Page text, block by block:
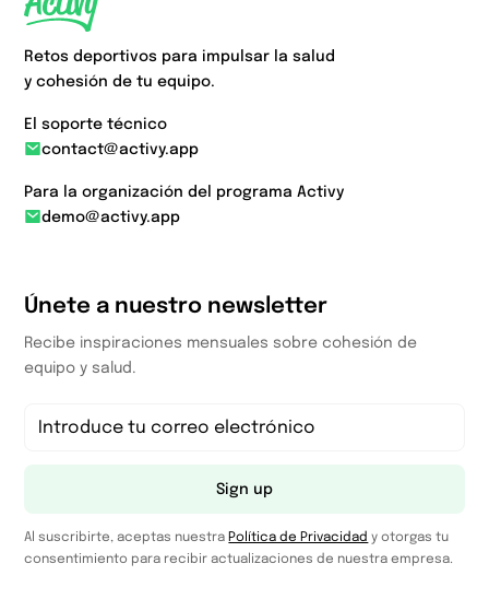
Retos deportivos para impulsar la salud
y cohesión de tu equipo.
El soporte técnico
contact@activy.app
Para la organización del programa Activy
demo@activy.app
Únete a nuestro newsletter
Recibe inspiraciones mensuales sobre cohesión de
equipo y salud.
Sign up
Al suscribirte, aceptas nuestra Política de Privacidad y otorgas tu
consentimiento para recibir actualizaciones de nuestra empresa.